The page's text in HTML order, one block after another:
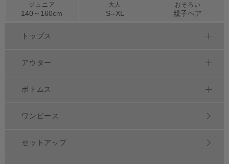
ジュニア
140～ 160cm
大人
S～ XL
おそろい
親子ペア
トップス
アウター
ボトムス
ワンピース
セットアップ